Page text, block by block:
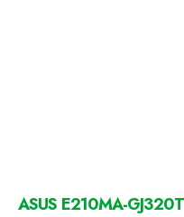
ASUS E210MA-GJ320T